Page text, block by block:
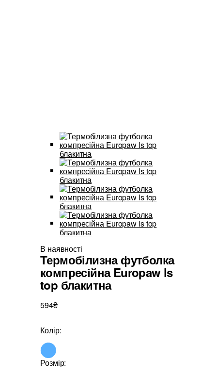
В наявності
Термобілизна футболка
компресійна Europaw ls
top блакитна
594₴
Колір:
Розмір: